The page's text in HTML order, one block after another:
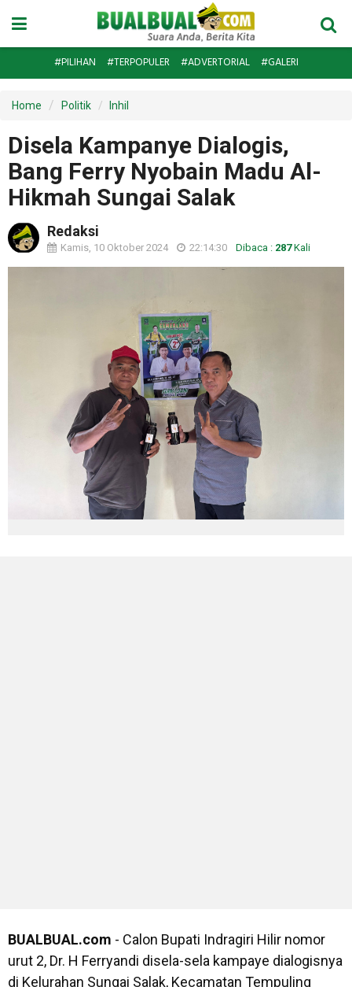
#PILIHAN #TERPOPULER #ADVERTORIAL #GALERI
Home Politik Inhil
Disela Kampanye Dialogis,
Bang Ferry Nyobain Madu Al-
Hikmah Sungai Salak
Redaksi
Kamis, 10 Oktober 2024 22:14:30 Dibaca : 287Kali
BUALBUAL.com - Calon Bupati Indragiri Hilir nomor
urut 2, Dr. H Ferryandi disela-sela kampaye dialogisnya
di Kelurahan Sungai Salak, Kecamatan Tempuling